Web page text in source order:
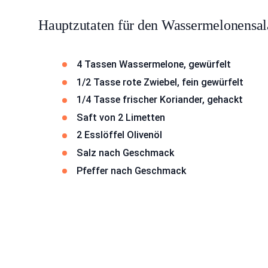
Hauptzutaten für den
4 Tassen Wassermelone, gewürfelt
1/2 Tasse rote Zwiebel, fein gewürfelt
1/4 Tasse frischer Koriander, gehackt
Saft von 2 Limetten
2 Esslöffel Olivenöl
Salz nach Geschmack
Pfeffer nach Geschmack